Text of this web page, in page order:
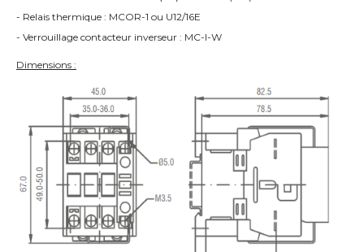
- Relais thermique : MCOR-1 ou U12/16E
- Verrouillage contacteur inverseur : MC-I-W
Dimensions :